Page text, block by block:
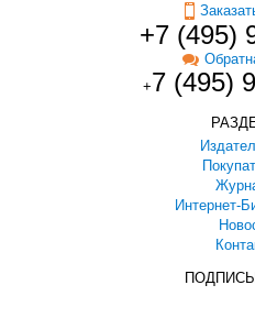
+7 (495)
+7 (495)
Интернет-